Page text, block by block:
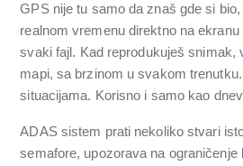
GPS nije tu samo da znaš gde si
realnom vremenu direktno na
svaki fajl. Kad reprodukuješ snimak,
mapi, sa brzinom u svakom
situacijama. Korisno i samo kao
ADAS sistem prati nekoliko stvari
semafore, upozorava na ograničenje